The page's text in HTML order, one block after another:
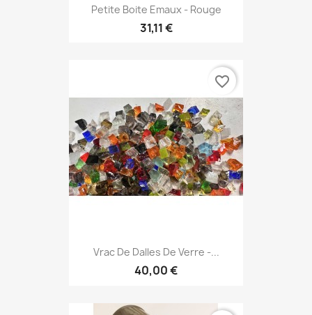
Petite Boite Emaux - Rouge
31,11 €
Vrac De Dalles De Verre -...
40,00 €
favorite_border